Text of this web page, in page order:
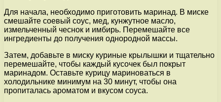
Для начала, необходимо приготовить маринад. В миске
смешайте соевый соус, мед, кунжутное масло,
измельченный чеснок и имбирь. Перемешайте все
ингредиенты до получения однородной массы.
Затем, добавьте в миску куриные крылышки и тщательно
перемешайте, чтобы каждый кусочек был покрыт
маринадом. Оставьте курицу мариноваться в
холодильнике минимум на 30 минут, чтобы она
пропиталась ароматом и вкусом соуса.